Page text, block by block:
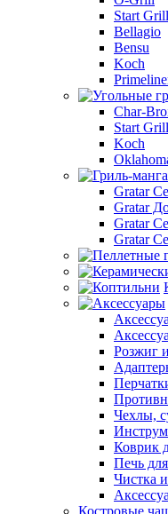
Start Grill
Bellagio
Bensu
Koch
Char-
Start Grill
Koch
Gratar
Gratar
Gratar
Gratar
Розжиг
Чехлы,
Коврик
Печь
Чистка
Костровые